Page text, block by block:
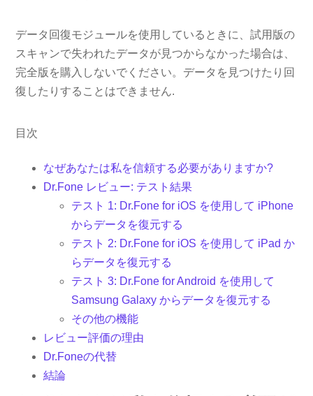
データ回復モジュールを使用しているときに、試用版の
スキャンで失われたデータが見つからなかった場合は、
完全版を購入しないでください。データを見つけたり回
復したりすることはできません.
目次
なぜあなたは私を信頼する必要がありますか?
Dr.Fone レビュー: テスト結果
テスト 1: Dr.Fone for iOS を使用して iPhone
からデータを復元する
テスト 2: Dr.Fone for iOS を使用して iPad か
らデータを復元する
テスト 3: Dr.Fone for Android を使用して
Samsung Galaxy からデータを復元する
その他の機能
レビュー評価の理由
Dr.Foneの代替
結論